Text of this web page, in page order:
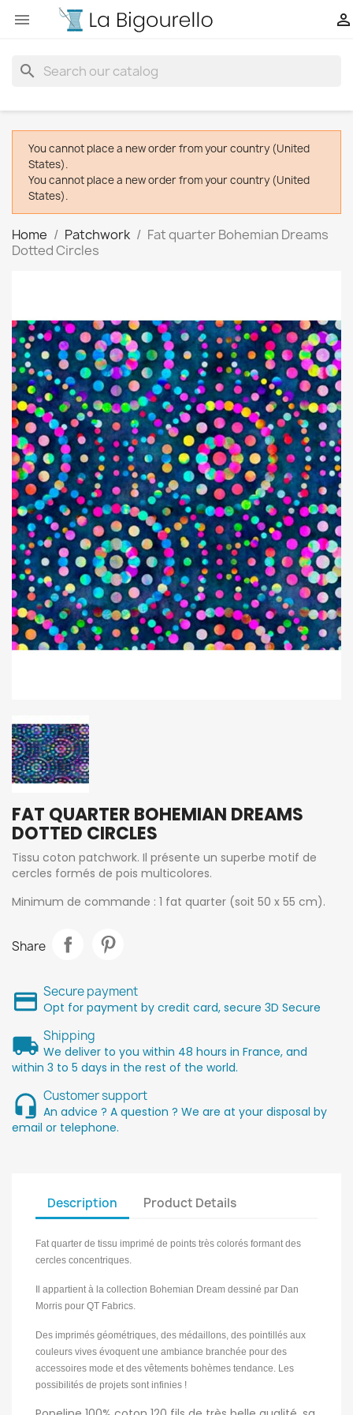
 
search
You cannot place a new order from your country (United
States).
You cannot place a new order from your country (United
States).
Home Patchwork
Fat quarter Bohemian Dreams
Dotted Circles
FAT QUARTER BOHEMIAN DREAMS
DOTTED CIRCLES
Tissu coton patchwork. Il présente un superbe motif de
cercles formés de pois multicolores.
Minimum de commande : 1 fat quarter (soit 50 x 55 cm).
Share
Secure payment
Opt for payment by credit card, secure 3D Secure
Shipping
We deliver to you within 48 hours in France, and
within 3 to 5 days in the rest of the world.
Customer support
An advice ? A question ? We are at your disposal by
email or telephone.
Description Product Details
Fat quarter de tissu imprimé de points très colorés formant des
cercles concentriques.
Il appartient à la collection Bohemian Dream dessiné par Dan
Morris pour QT Fabrics.
Des imprimés géométriques, des médaillons, des pointillés aux
couleurs vives évoquent une ambiance branchée pour des
accessoires mode et des vêtements bohèmes tendance. Les
possibilités de projets sont infinies !